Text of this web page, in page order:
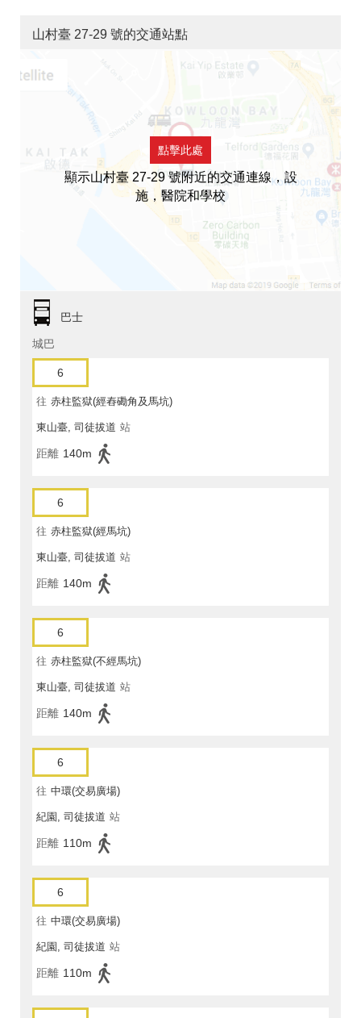
山村臺 27-29 號的交通站點
點擊此處
顯示山村臺 27-29 號附近的交通連線，設
施，醫院和學校
巴士
城巴
6
往 赤柱監獄(經舂磡角及馬坑)
東山臺, 司徒拔道 站
距離 140m
6
往 赤柱監獄(經馬坑)
東山臺, 司徒拔道 站
距離 140m
6
往 赤柱監獄(不經馬坑)
東山臺, 司徒拔道 站
距離 140m
6
往 中環(交易廣場)
紀園, 司徒拔道 站
距離 110m
6
往 中環(交易廣場)
紀園, 司徒拔道 站
距離 110m